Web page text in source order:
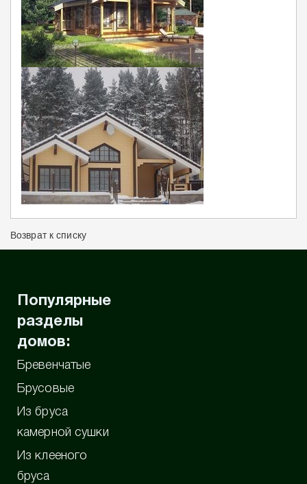
Возврат к списку
Популярные
разделы
домов:
Бревенчатые
Брусовые
Из бруса
камерной сушки
Из клееного
бруса